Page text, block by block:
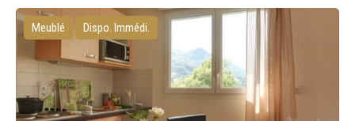
Meublé Dispo. Immédi.